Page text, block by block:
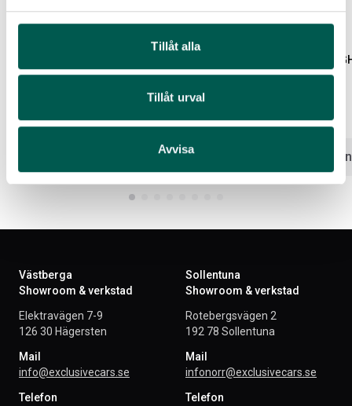
Tillåt alla
Tillåt urval
Avvisa
50 390W I FLAKBÅGE
34 672kr
Välj alternativ
VISION X XPR-27M
FLAKBÅGE
18 082kr
Välj
Västberga
Showroom & verkstad
Elektravägen 7-9
126 30 Hägersten
Mail
info@exclusivecars.se
Telefon
Sollentuna
Showroom & verkstad
Rotebergsvägen 2
192 78 Sollentuna
Mail
infonorr@exclusivecars.se
Telefon